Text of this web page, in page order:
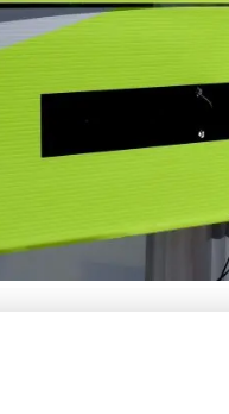
Panzani, NTT, Vico,
de France est